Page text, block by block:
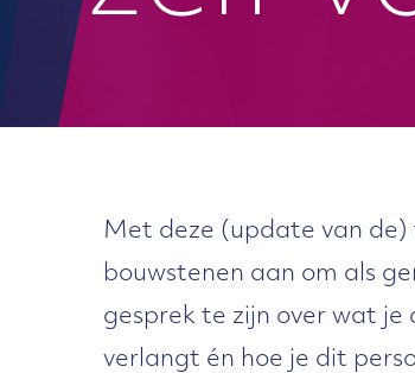
Met deze (update van
bouwstenen aan om als
gesprek te zijn over wat
verlangt én hoe je dit